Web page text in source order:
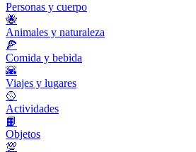
Personas y cuerpo
🐝
Animales y naturaleza
🍕
Comida y bebida
🌇
Viajes y lugares
🥎
Actividades
📙
Objetos
💯